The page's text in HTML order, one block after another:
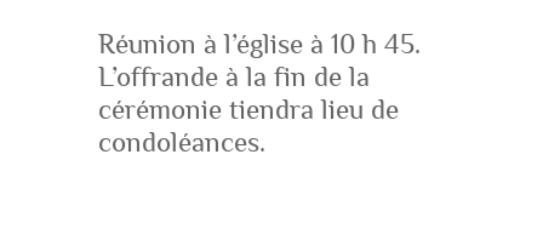
Réunion à l’église à 10 h 45.
L’offrande à la fin de la
cérémonie tiendra lieu de
condoléances.